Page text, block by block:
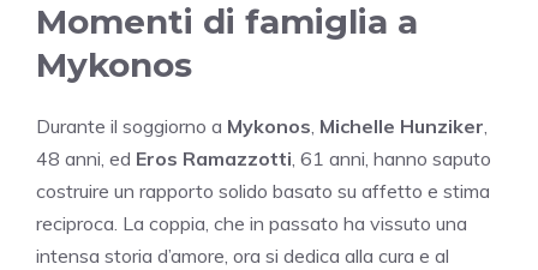
Momenti di famiglia a
Mykonos
Durante il soggiorno a Mykonos, Michelle Hunziker,
48 anni, ed Eros Ramazzotti, 61 anni, hanno saputo
costruire un rapporto solido basato su affetto e stima
reciproca. La coppia, che in passato ha vissuto una
intensa storia d’amore, ora si dedica alla cura e al